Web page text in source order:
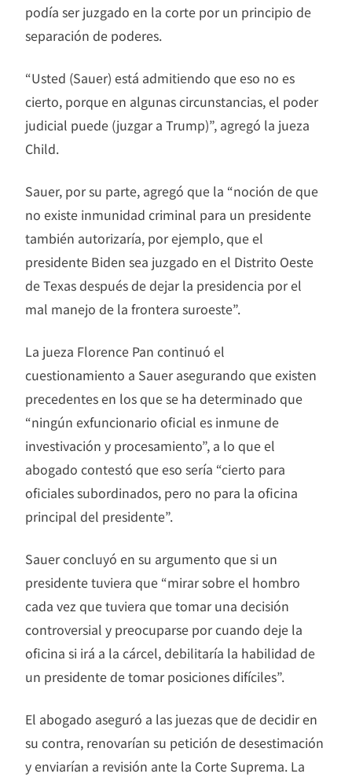
podía ser juzgado en la corte por un principio de
separación de poderes.
“Usted (Sauer) está admitiendo que eso no es
cierto, porque en algunas circunstancias, el poder
judicial puede (juzgar a Trump)”, agregó la jueza
Child.
Sauer, por su parte, agregó que la “noción de que
no existe inmunidad criminal para un presidente
también autorizaría, por ejemplo, que el
presidente Biden sea juzgado en el Distrito Oeste
de Texas después de dejar la presidencia por el
mal manejo de la frontera suroeste”.
La jueza Florence Pan continuó el
cuestionamiento a Sauer asegurando que existen
precedentes en los que se ha determinado que
“ningún exfuncionario oficial es inmune de
investivación y procesamiento”, a lo que el
abogado contestó que eso sería “cierto para
oficiales subordinados, pero no para la oficina
principal del presidente”.
Sauer concluyó en su argumento que si un
presidente tuviera que “mirar sobre el hombro
cada vez que tuviera que tomar una decisión
controversial y preocuparse por cuando deje la
oficina si irá a la cárcel, debilitaría la habilidad de
un presidente de tomar posiciones difíciles”.
El abogado aseguró a las juezas que de decidir en
su contra, renovarían su petición de desestimación
y enviarían a revisión ante la Corte Suprema. La